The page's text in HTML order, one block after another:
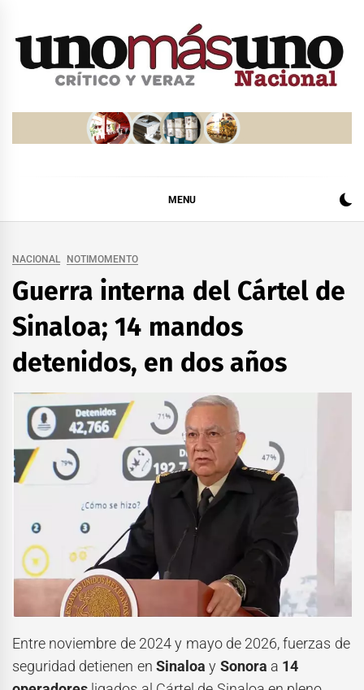
MENU
NACIONAL NOTIMOMENTO
Guerra interna del Cártel de
Sinaloa; 14 mandos
detenidos, en dos años
Entre noviembre de 2024 y mayo de 2026, fuerzas de
seguridad detienen en Sinaloa y Sonora a 14